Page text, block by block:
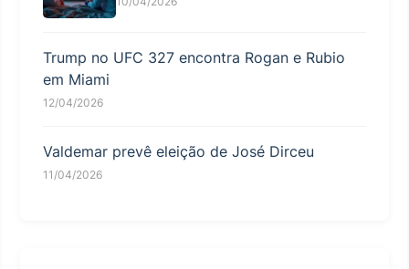
Trump no UFC 327 encontra Rogan e Rubio
em Miami
12/04/2026
Valdemar prevê eleição de José Dirceu
11/04/2026